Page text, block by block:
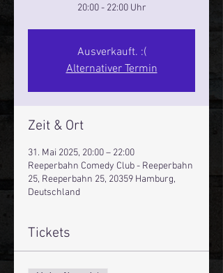
20:00 - 22:00 Uhr
Ausverkauft. :(
Alternativer Termin
Zeit & Ort
31. Mai 2025, 20:00 – 22:00
Reeperbahn Comedy Club - Reeperbahn
25, Reeperbahn 25, 20359 Hamburg,
Deutschland
Tickets